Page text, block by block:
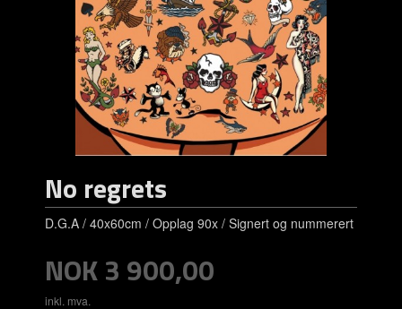
No regrets
D.G.A / 40x60cm / Opplag 90x / Signert og nummerert
Pris
NOK3 900,00
inkl. mva.